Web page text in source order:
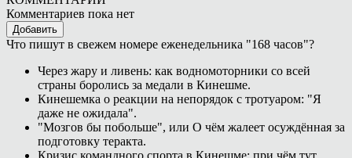
Комментариев пока нет
Добавить
Что пишут в свежем номере еженедельника "168 часов"?
Через жару и ливень: как водномоторники со всей
страны боролись за медали в Кинешме.
Кинешемка о реакции на непорядок с тротуаром: "Я
даже не ожидала".
"Мозгов бы побольше", или О чём жалеет осуждённая за
подготовку теракта.
Кризис командного спорта в Кинешме: при чём тут